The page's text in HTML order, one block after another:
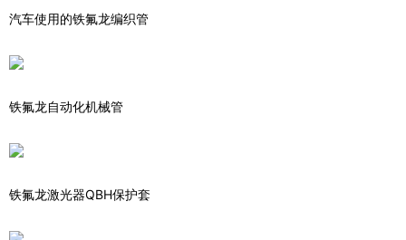
汽车使用的铁氟龙编织管
铁氟龙自动化机械管
铁氟龙激光器QBH保护套